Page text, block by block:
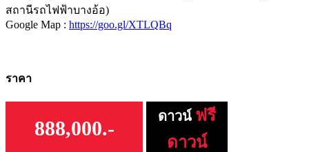
สถานีรถไฟฟ้าบางอ้อ)
Google Map : https://goo.gl/XTLQBq
ราคา
888,000.-
ดาวน์ ฟรี
ดาวน์